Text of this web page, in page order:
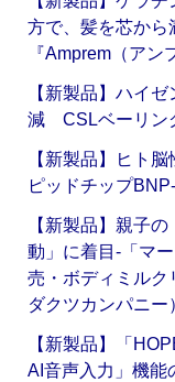
方で、髪を芯から
『Amprem（ア
【新製品】ハイ
減 CSLベーリン
【新製品】ヒト
ピッドチップ
【新製品】親子
動」に着目‐「マ
売・ボディミル
ダクツカンパニー
【新製品】「
AI音声入力」機